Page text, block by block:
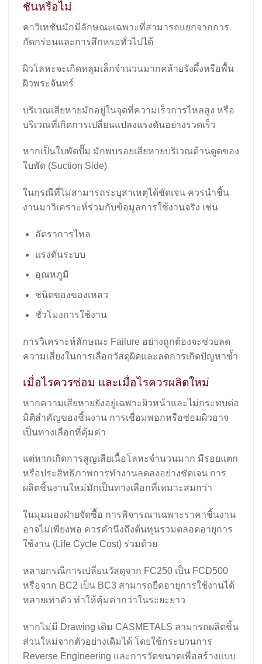
ชันหรือไม่
คาวิเทชันมักมีลักษณะเฉพาะที่สามารถแยกจากการ
กัดกร่อนและการสึกหรอทั่วไปได้
ผิวโลหะจะเกิดหลุมเล็กจำนวนมากคล้ายรังผึ้งหรือพื้น
ผิวพระจันทร์
บริเวณเสียหายมักอยู่ในจุดที่ความเร็วการไหลสูง หรือ
บริเวณที่เกิดการเปลี่ยนแปลงแรงดันอย่างรวดเร็ว
หากเป็นใบพัดปั๊ม มักพบรอยเสียหายบริเวณด้านดูดของ
ใบพัด (Suction Side)
ในกรณีที่ไม่สามารถระบุสาเหตุได้ชัดเจน ควรนำชิ้น
งานมาวิเคราะห์ร่วมกับข้อมูลการใช้งานจริง เช่น
อัตราการไหล
แรงดันระบบ
อุณหภูมิ
ชนิดของของเหลว
ชั่วโมงการใช้งาน
การวิเคราะห์ลักษณะ Failure อย่างถูกต้องจะช่วยลด
ความเสี่ยงในการเลือกวัสดุผิดและลดการเกิดปัญหาซ้ำ
เมื่อไรควรซ่อม และเมื่อไรควรผลิตใหม่
หากความเสียหายยังอยู่เฉพาะผิวหน้าและไม่กระทบต่อ
มิติสำคัญของชิ้นงาน การเชื่อมพอกหรือซ่อมผิวอาจ
เป็นทางเลือกที่คุ้มค่า
แต่หากเกิดการสูญเสียเนื้อโลหะจำนวนมาก มีรอยแตก
หรือประสิทธิภาพการทำงานลดลงอย่างชัดเจน การ
ผลิตชิ้นงานใหม่มักเป็นทางเลือกที่เหมาะสมกว่า
ในมุมมองฝ่ายจัดซื้อ การพิจารณาเฉพาะราคาชิ้นงาน
อาจไม่เพียงพอ ควรคำนึงถึงต้นทุนรวมตลอดอายุการ
ใช้งาน (Life Cycle Cost) ร่วมด้วย
หลายกรณีการเปลี่ยนวัสดุจาก FC250 เป็น FCD500
หรือจาก BC2 เป็น BC3 สามารถยืดอายุการใช้งานได้
หลายเท่าตัว ทำให้คุ้มค่ากว่าในระยะยาว
หากไม่มี Drawing เดิม CASMETALS สามารถผลิตชิ้น
ส่วนใหม่จากตัวอย่างเดิมได้ โดยใช้กระบวนการ
Reverse Engineering และการวัดขนาดเพื่อสร้างแบบ